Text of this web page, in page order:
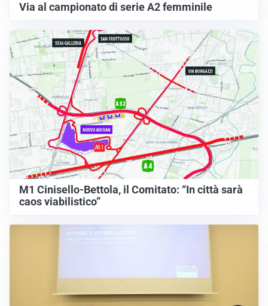
Via al campionato di serie A2 femminile
M1 Cinisello-Bettola, il Comitato: “In città sarà
caos viabilistico”